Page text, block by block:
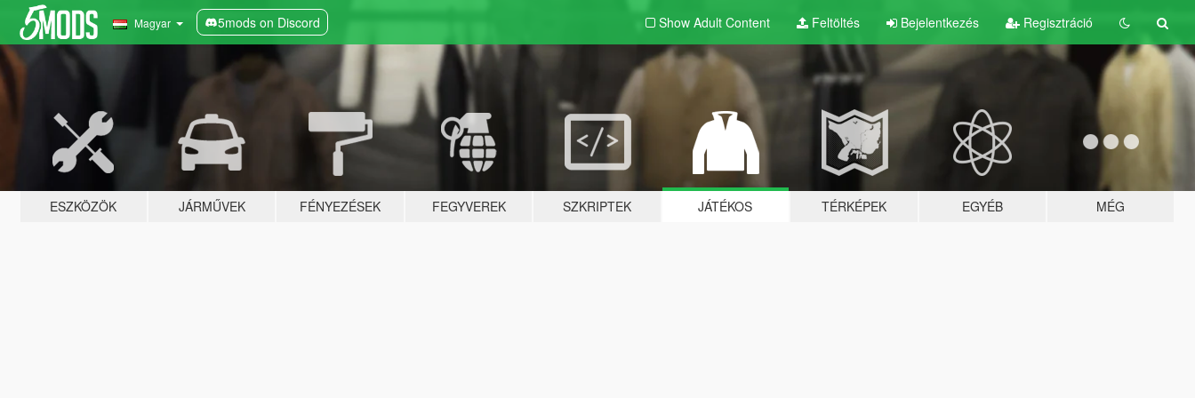
Magyar 5mods on Discord Show Adult Content Feltöltés Bejelentkezés Regisztráció
ESZKÖZÖK JÁRMŰVEK FÉNYEZÉSEK FEGYVEREK SZKRIPTEK JÁTÉKOS TÉRKÉPEK EGYÉB MÉG